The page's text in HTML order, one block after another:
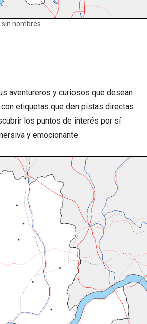
sin nombres
aventureros y curiosos que desean
etiquetas que den pistas directas
los puntos de interés por sí
y emocionante.